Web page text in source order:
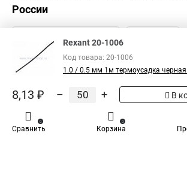
России
Rexant 20-1006
Код товара: 20-1006
1.0 / 0.5 мм 1м термоусадка черная
8,13 ₽ – + В
Сравнить
0
Корзина
0